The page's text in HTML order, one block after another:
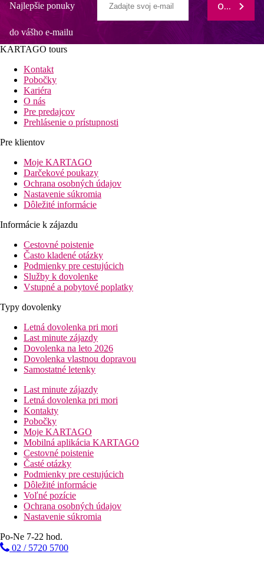
Najlepšie ponuky
do vášho e-mailu
ODOBERAŤ
KARTAGO tours
Kontakt
Pobočky
Kariéra
O nás
Pre predajcov
Prehlásenie o prístupnosti
Pre klientov
Moje KARTAGO
Darčekové poukazy
Ochrana osobných údajov
Nastavenie súkromia
Dôležité informácie
Informácie k zájazdu
Cestovné poistenie
Často kladené otázky
Podmienky pre cestujúcich
Služby k dovolenke
Vstupné a pobytové poplatky
Typy dovolenky
Letná dovolenka pri mori
Last minute zájazdy
Dovolenka na leto 2026
Dovolenka vlastnou dopravou
Samostatné letenky
Last minute zájazdy
Letná dovolenka pri mori
Kontakty
Pobočky
Moje KARTAGO
Mobilná aplikácia KARTAGO
Cestovné poistenie
Časté otázky
Podmienky pre cestujúcich
Dôležité informácie
Voľné pozície
Ochrana osobných údajov
Nastavenie súkromia
Po-Ne 7-22 hod.
02 / 5720 5700